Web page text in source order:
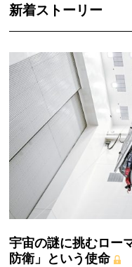
新着ストーリー
宇宙の謎に挑むロー
防衛」という使命